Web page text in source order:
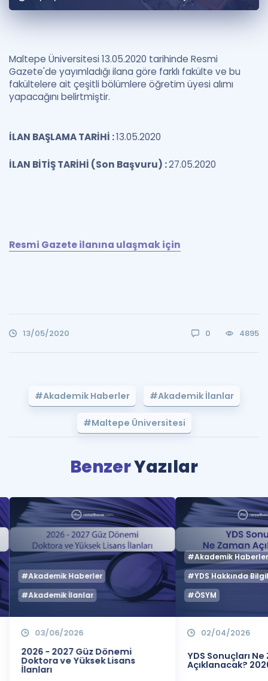
Puan Hesaplama
ÖSYM Sınav Takvimi
Kampanyalar
İngilizce Gramer
Maltepe Üniversitesi 13.05.2020 tarihinde Resmi
Gazete'de yayımladığı ilana göre farklı fakülte ve bu
fakültelere ait çeşitli bölümlere öğretim üyesi alımı
yapacağını belirtmiştir.
İLAN BAŞLAMA TARİHİ :13.05.2020
İLAN BİTİŞ TARİHİ (Son Başvuru) :27.05.2020
Resmi Gazete ilanına ulaşmak için
13/05/2020 0 4895
#Akademik Haberler #Akademik İlanlar
#Maltepe Üniversitesi
BenzerYazılar
#Akademik Haberler
#Akademik İlanlar
03/06/2026
2026 - 2027 Güz Dönemi
Doktora ve Yüksek Lisans
İlanları
#Akademik
#YDS Hakkında
#ÖSYM
02/04/2026
YDS Sonuçları
Açıklanacak?